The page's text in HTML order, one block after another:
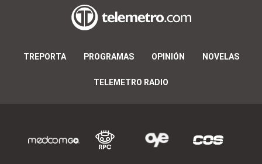
TREPORTA PROGRAMAS OPINIÓN NOVELAS
TELEMETRO RADIO